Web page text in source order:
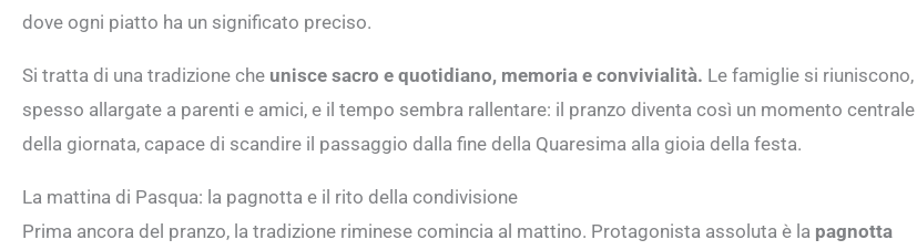
dove ogni piatto ha un significato preciso.
Si tratta di una tradizione che unisce sacro e quotidiano, memoria e convivialità. Le famiglie si riuniscono,
spesso allargate a parenti e amici, e il tempo sembra rallentare: il pranzo diventa così un momento centrale
della giornata, capace di scandire il passaggio dalla fine della Quaresima alla gioia della festa.
La mattina di Pasqua: la pagnotta e il rito della condivisione
Prima ancora del pranzo, la tradizione riminese comincia al mattino. Protagonista assoluta è la pagnotta